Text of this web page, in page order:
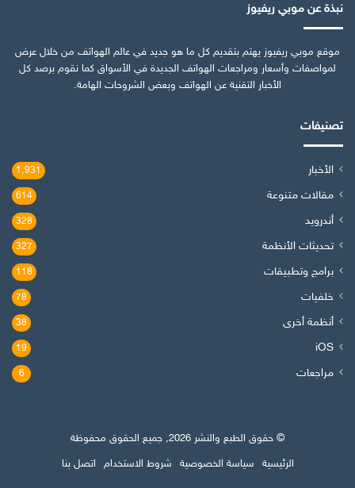
نبذة عن موبي ريفيوز
موقع موبي ريفيوز يهتم بتقديم كل ما هو جديد في عالم الهواتف من خلال عرض
لمواصفات وأسعار ومراجعات الهواتف الجديدة في الأسواق كما نقوم برصد كل
الأخبار التقنية عن الهواتف وبعض الشروحات الهامة.
تصنيفات
الأخبار 1٬931
مقالات متنوعة 614
أندرويد 328
تحديثات الأنظمة 327
برامج وتطبيقات 118
خلفيات 78
أنظمة أخرى 38
iOS
19
مراجعات 6
© حقوق الطبع والنشر 2026, جميع الحقوق محفوظة
الرئيسية
سياسة الخصوصية شروط الاستخدام اتصل بنا